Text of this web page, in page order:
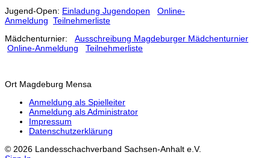
Jugend-Open: Einladung Jugendopen
Online-
Anmeldung Teilnehmerliste
Mädchenturnier: Ausschreibung Magdeburger Mädchenturnier
Online-Anmeldung
Teilnehmerliste
Ort Magdeburg Mensa
Anmeldung als Spielleiter
Anmeldung als Administrator
Impressum
Datenschutzerklärung
© 2026 Landesschachverband Sachsen-Anhalt e.V.